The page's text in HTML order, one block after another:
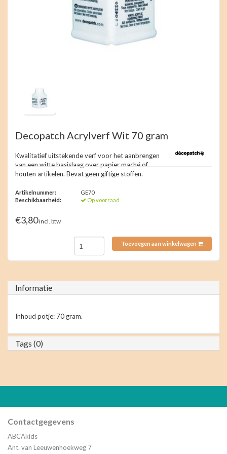
Decopatch Acrylverf Wit 70 gram
Kwalitatief uitstekende verf voor het aanbrengen
van een witte basislaag over papier maché of
houten artikelen. Bevat geen giftige stoffen.
Artikelnummer:
GE70
Beschikbaarheid:
Op voorraad
€3,80incl. btw
Toevoegen aan winkelwagen
Informatie
Inhoud potje: 70 gram.
Tags (0)
Contactgegevens
ABCAkids
Ant. van Leeuwenhoekweg 7